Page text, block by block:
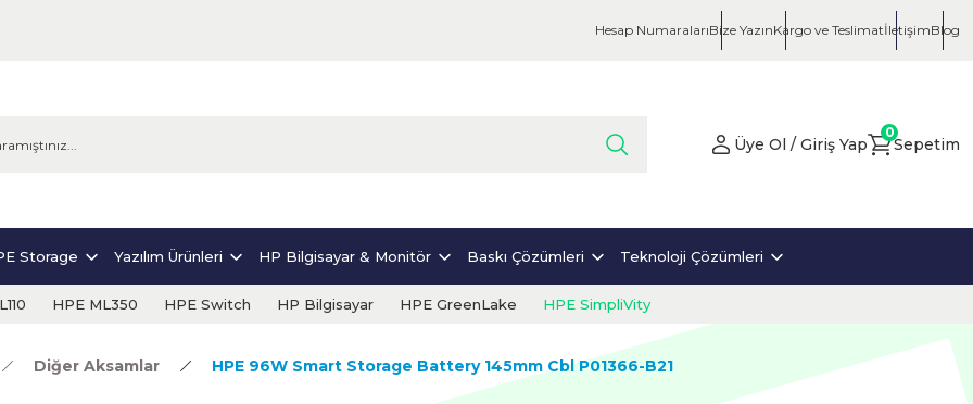
Hesap NumaralarıBize YazınKargo ve TeslimatİletişimBlog
Üye Ol / Giriş Yap Sepetim
0
Storage Yazılım Ürünleri HP Bilgisayar & Monitör Baskı Çözümleri Teknoloji Çözümleri
HPE ML350 HPE Switch HP Bilgisayar HPE GreenLake HPE SimpliVity
Diğer Aksamlar HPE 96W Smart Storage Battery 145mm Cbl P01366-B21